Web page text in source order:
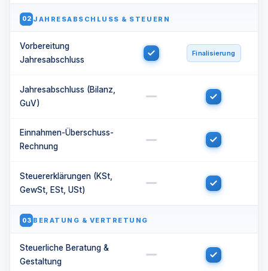
02 JAHRESABSCHLUSS & STEUERN
Vorbereitung
Jahresabschluss
Finalisierung
Jahresabschluss (Bilanz,
GuV)
Einnahmen-Überschuss-
Rechnung
Steuererklärungen (KSt,
GewSt, ESt, USt)
03 BERATUNG & VERTRETUNG
Steuerliche Beratung &
Gestaltung